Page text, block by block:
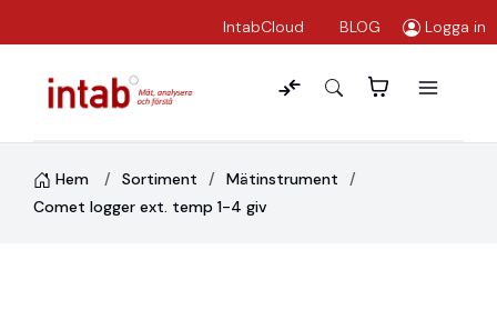
IntabCloud BLOG Logga in
Hem Sortiment
Mätinstrument
Comet logger ext. temp 1-4 giv